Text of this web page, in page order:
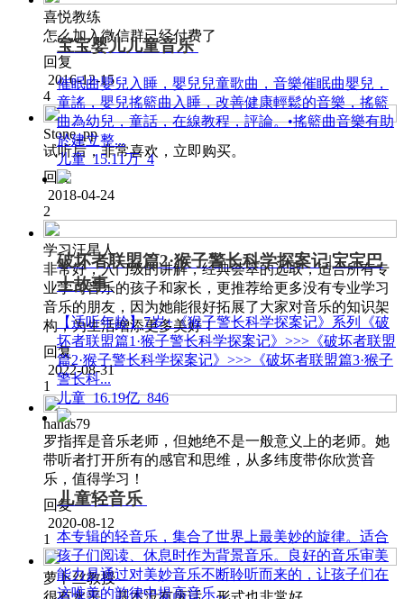
喜悦教练
怎么加入微信群已经付费了
回复
2016-12-15
4
Stone_pp
试听后，非常喜欢，立即购买。
回复
2018-04-24
2
学习汪星人
非常好，入门级的讲解，经典荟萃的选取，适合所有专
业学习音乐的孩子和家长，更推荐给更多没有专业学习
音乐的朋友，因为她能很好拓展了大家对音乐的知识架
构，为生活增添更多美好！
回复
2022-08-31
1
hanas79
罗指挥是音乐老师，但她绝不是一般意义上的老师。她
带听者打开所有的感官和思维，从多纬度带你欣赏音
乐，值得学习！
回复
2020-08-12
1
萝卜丝教授
宝宝婴儿儿童音乐
催眠曲嬰兒入睡，嬰兒兒童歌曲，音樂催眠曲嬰兒，
童謠，嬰兒搖籃曲入睡，改善健康輕鬆的音樂，搖籃
曲為幼兒，童話，在線教程，評論。•搖籃曲音樂有助
於建立整...
儿童 15.11万 4
破坏者联盟篇2·猴子警长科学探案记|宝宝巴
士故事
【适听年龄】7岁+《猴子警长科学探案记》系列《破
坏者联盟篇1·猴子警长科学探案记》>>>《破坏者联盟
篇2·猴子警长科学探案记》>>>《破坏者联盟篇3·猴子
警长科...
儿童 16.19亿 846
儿童轻音乐
本专辑的轻音乐，集合了世界上最美妙的旋律。适合
孩子们阅读、休息时作为背景音乐。良好的音乐审美
能力是通过对美妙音乐不断聆听而来的，让孩子们在
这唯美的韵律中提高音乐...